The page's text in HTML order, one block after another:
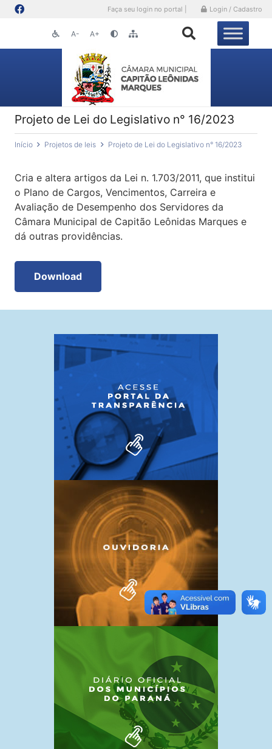
Faça seu login no portal | Login / Cadastro
A- A+
Projeto de Lei do Legislativo n° 16/2023
Início Projetos de leis Projeto de Lei do Legislativo n° 16/2023
Cria e altera artigos da Lei n. 1.703/2011, que institui
o Plano de Cargos, Vencimentos, Carreira e
Avaliação de Desempenho dos Servidores da
Câmara Municipal de Capitão Leônidas Marques e
dá outras providências.
Download